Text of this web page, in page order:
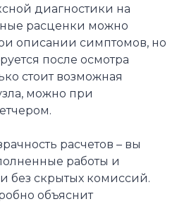
диагностики на
расценки можно
описании симптомов, но
после осмотра
стоит возможная
можно при
расчетов – вы
работы и
без скрытых комиссий.
объяснит